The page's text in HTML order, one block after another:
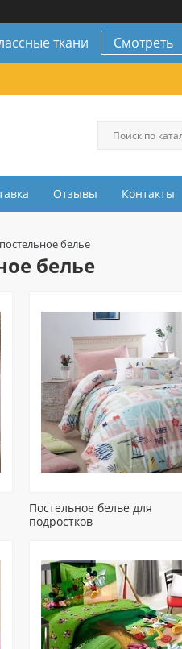
ткани Смотреть
Отзывы Контакты
белье
белье
Постельное белье для
подростков